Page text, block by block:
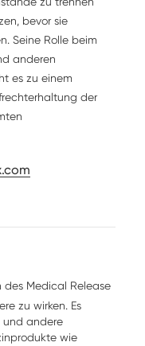
bevor sie
Seine Rolle beim
anderen
es zu einem
der
Medical Release
zu wirken. Es
und andere
wie